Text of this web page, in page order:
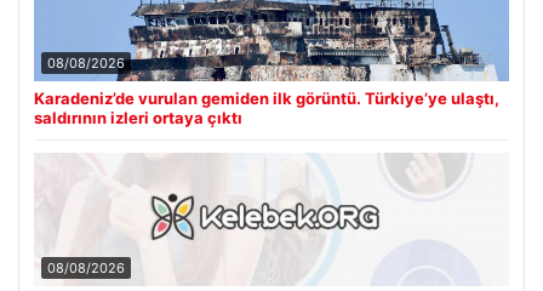
08/08/2026
Karadeniz’de vurulan gemiden ilk görüntü. Türkiye’ye ulaştı,
saldırının izleri ortaya çıktı
08/08/2026